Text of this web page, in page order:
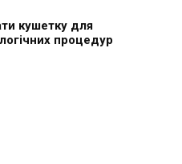
кушетку для
процедур